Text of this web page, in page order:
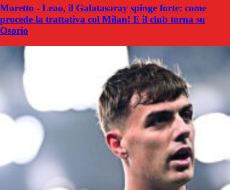
Moretto - Leao, il Galatasaray spinge forte: come
procede la trattativa col Milan! E il club torna su
Osorio